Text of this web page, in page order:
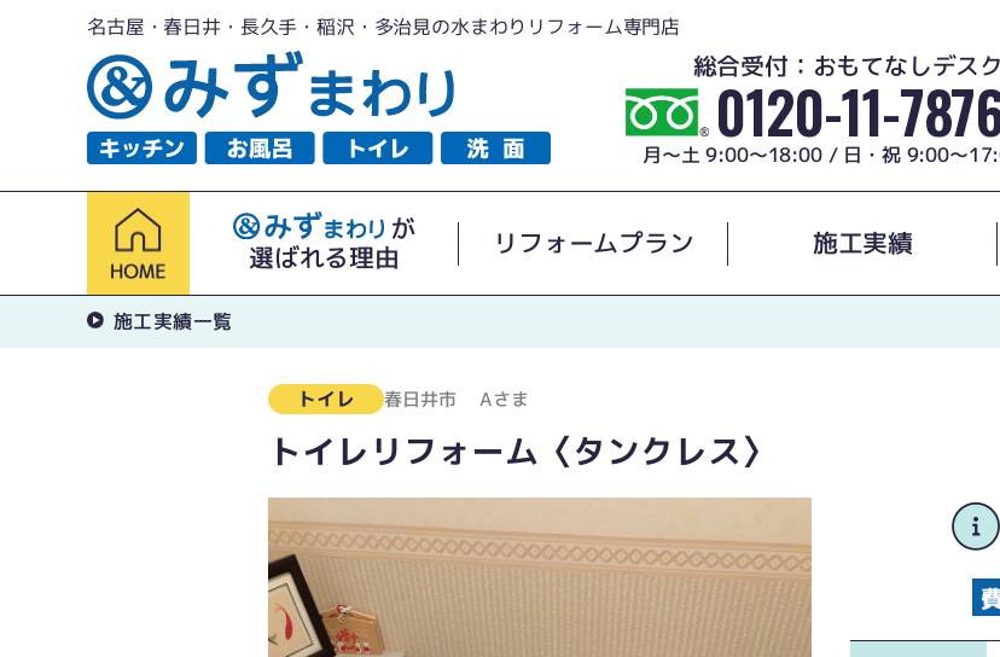
名古屋・春日井・長久手・稲沢・多治見の水まわりリフォーム専門店
総合受付：おもてなしデスク
0120-11-
月～土 9:00～18:00 / 日・祝 9:00～
が
選ばれる理由
リフォームプラン 施工実績
施工実績一覧
トイレ 春日井市 Aさま
トイレリフォーム〈タンクレス〉